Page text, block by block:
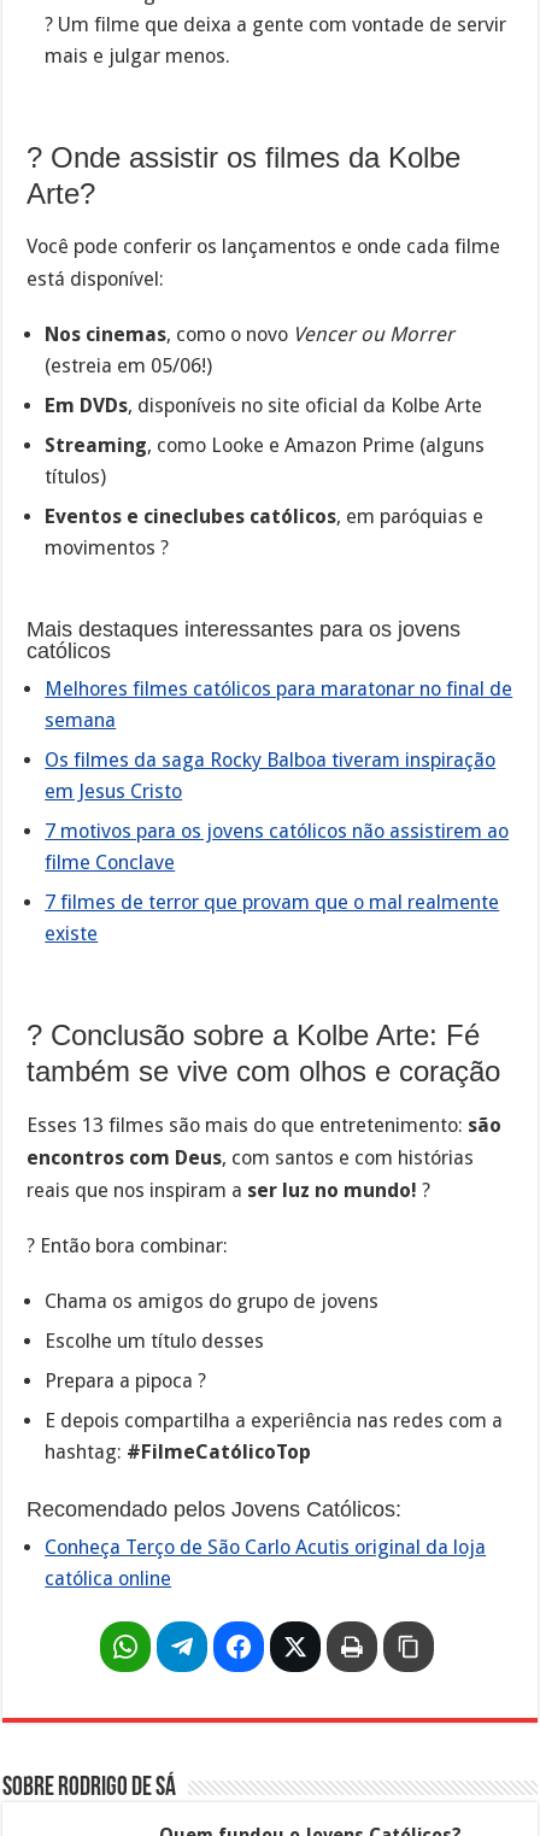
?️ Um filme que deixa a gente com vontade de servir
mais e julgar menos.
? Onde assistir os filmes da Kolbe
Arte?
Você pode conferir os lançamentos e onde cada filme
está disponível:
Nos cinemas, como o novo Vencer ou Morrer
(estreia em 05/06!)
Em DVDs, disponíveis no site oficial da Kolbe Arte
Streaming, como Looke e Amazon Prime (alguns
títulos)
Eventos e cineclubes católicos, em paróquias e
movimentos ?️
Mais destaques interessantes para os jovens
católicos
Melhores filmes católicos para maratonar no final de
semana
Os filmes da saga Rocky Balboa tiveram inspiração
em Jesus Cristo
7 motivos para os jovens católicos não assistirem ao
filme Conclave
7 filmes de terror que provam que o mal realmente
existe
? Conclusão sobre a Kolbe Arte: Fé
também se vive com olhos e coração
Esses 13 filmes são mais do que entretenimento: são
encontros com Deus, com santos e com histórias
reais que nos inspiram a ser luz no mundo! ?
? Então bora combinar:
Chama os amigos do grupo de jovens
Escolhe um título desses
Prepara a pipoca ?
E depois compartilha a experiência nas redes com a
hashtag: #FilmeCatólicoTop
Recomendado pelos Jovens Católicos:
Conheça Terço de São Carlo Acutis original da loja
católica online
Sobre Rodrigo de Sá